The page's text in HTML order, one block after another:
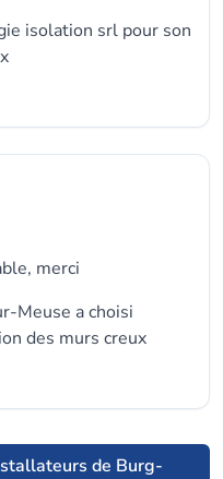
isolation srl pour son
merci
Meuse a choisi
des murs creux
de Burg-